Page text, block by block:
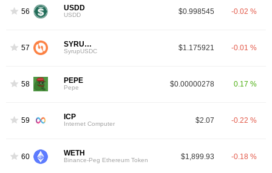
56 USDD
USDD $0.998545 -0.02 %
57 SYRUPUSDC
SyrupUSDC $1.175921 -0.01 %
58 PEPE
Pepe $0.00000278 0.17 %
59 ICP
Internet Computer $2.07 -0.22 %
60 WETH
Binance-Peg Ethereum Token $1,899.93 -0.18 %